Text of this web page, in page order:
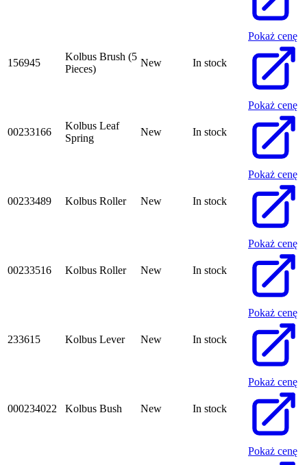
156945
Kolbus Brush (5
Pieces)
New In stock
Pokaż cenę
00233166
Kolbus Leaf
Spring
New In stock
Pokaż cenę
00233489 Kolbus Roller New In stock
Pokaż cenę
00233516 Kolbus Roller New In stock
Pokaż cenę
233615 Kolbus Lever New In stock
Pokaż cenę
000234022 Kolbus Bush New In stock
Pokaż cenę
Pokaż cenę